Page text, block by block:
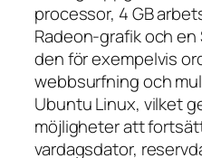
processor, 4 GB
Radeon-grafik och en
den för exempelvis
webbsurfning och
Ubuntu Linux, vilket
möjligheter att
vardagsdator,